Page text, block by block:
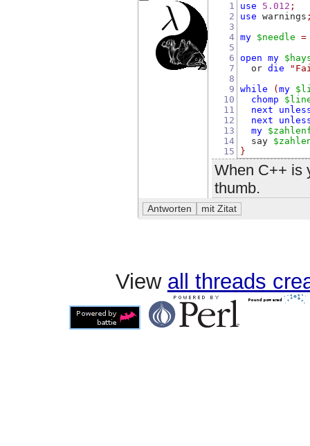
1
2
3
4
5
6
7
8
9
10
11
12
13
14
15
use 5.012 ;
use warnings
my $needle
=
open
my
  or
die
while
(my
chomp
next
next
my
  say
}
When C++ is
thumb.
View all threads